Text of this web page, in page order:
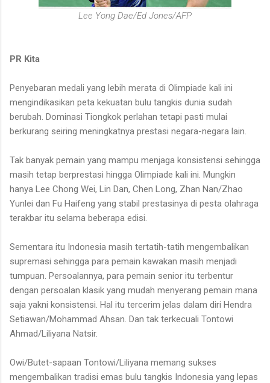
Lee Yong Dae/Ed Jones/AFP
PR Kita
Penyebaran medali yang lebih merata di Olimpiade kali ini
mengindikasikan peta kekuatan bulu tangkis dunia sudah
berubah. Dominasi Tiongkok perlahan tetapi pasti mulai
berkurang seiring meningkatnya prestasi negara-negara lain.
Tak banyak pemain yang mampu menjaga konsistensi sehingga
masih tetap berprestasi hingga Olimpiade kali ini. Mungkin
hanya Lee Chong Wei, Lin Dan, Chen Long, Zhan Nan/Zhao
Yunlei dan Fu Haifeng yang stabil prestasinya di pesta olahraga
terakbar itu selama beberapa edisi.
Sementara itu Indonesia masih tertatih-tatih mengembalikan
supremasi sehingga para pemain kawakan masih menjadi
tumpuan. Persoalannya, para pemain senior itu terbentur
dengan persoalan klasik yang mudah menyerang pemain mana
saja yakni konsistensi. Hal itu tercerim jelas dalam diri Hendra
Setiawan/Mohammad Ahsan. Dan tak terkecuali Tontowi
Ahmad/Liliyana Natsir.
Owi/Butet-sapaan Tontowi/Liliyana memang sukses
mengembalikan tradisi emas bulu tangkis Indonesia yang lepas